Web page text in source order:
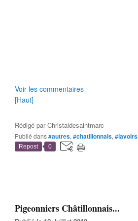
Voir les commentaires
[Haut]
Rédigé parChristaldesaintmarc
Publié dans#autres, #chatillonnais, #lavoirs
Repost 0
Pigeonniers Châtillonnais...